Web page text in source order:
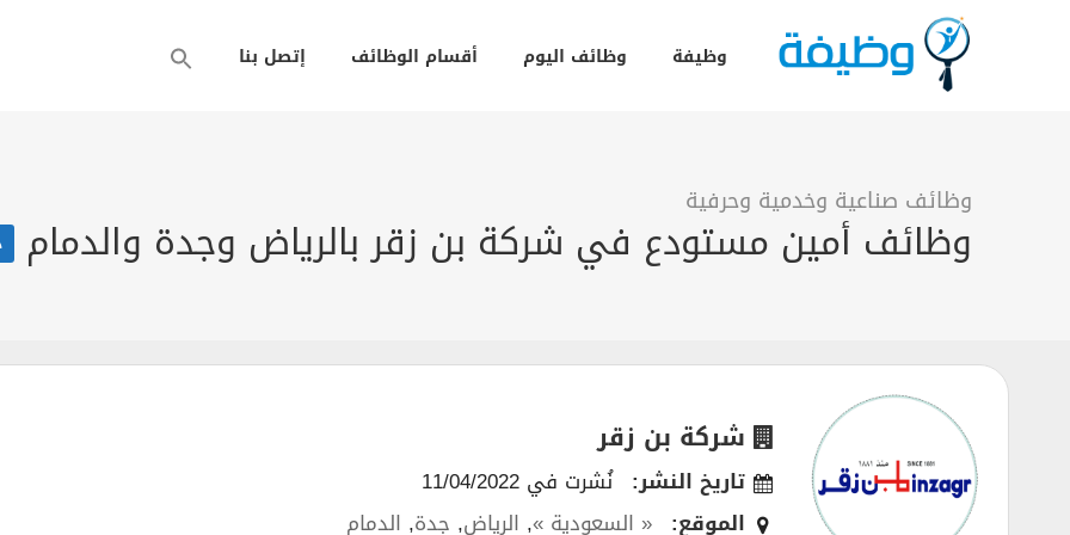
وظيفة وظائف اليوم أقسام الوظائف إتصل بنا
وظائف صناعية وخدمية وحرفية
وظائف أمين مستودع في شركة بن زقر بالرياض وجدة والدمام
شركة بن زقر
تاريخ النشر: نُشرت في 11/04/2022
الموقع: « السعودية », الرياض, جدة, الدمام